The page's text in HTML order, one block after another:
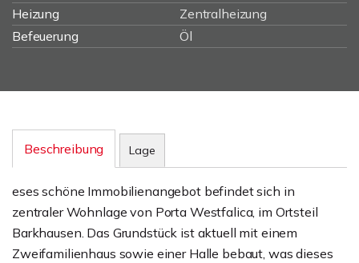
Heizung
Zentralheizung
Befeuerung
Öl
Beschreibung Lage
eses schöne Immobilienangebot befindet sich in
zentraler Wohnlage von Porta Westfalica, im Ortsteil
Barkhausen. Das Grundstück ist aktuell mit einem
Zweifamilienhaus sowie einer Halle bebaut, was dieses